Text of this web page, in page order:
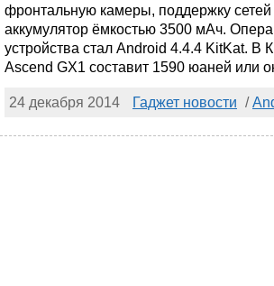
фронтальную камеры, поддержку сетей
аккумулятор ёмкостью 3500 мАч.
устройства стал Android 4.4.4 KitKat. В
Ascend GX1 составит 1590 юаней или
24 декабря 2014 Гаджет новости /